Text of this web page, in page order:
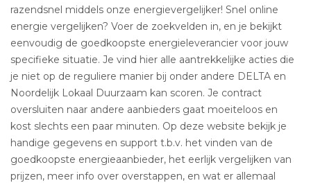
razendsnel middels onze energievergelijker! Snel online
energie vergelijken? Voer de zoekvelden in, en je bekijkt
eenvoudig de goedkoopste energieleverancier voor jouw
specifieke situatie. Je vind hier alle aantrekkelijke acties die
je niet op de reguliere manier bij onder andere DELTA en
Noordelijk Lokaal Duurzaam kan scoren. Je contract
oversluiten naar andere aanbieders gaat moeiteloos en
kost slechts een paar minuten. Op deze website bekijk je
handige gegevens en support t.b.v. het vinden van de
goedkoopste energieaanbieder, het eerlijk vergelijken van
prijzen, meer info over overstappen, en wat er allemaal